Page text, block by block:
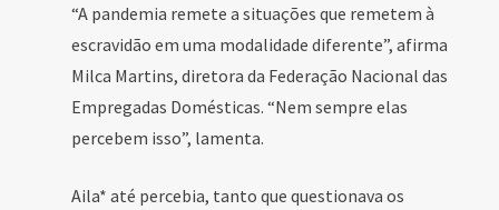
“A pandemia remete a situações que remetem à
escravidão em uma modalidade diferente”, afirma
Milca Martins, diretora da Federação Nacional das
Empregadas Domésticas. “Nem sempre elas
percebem isso”, lamenta.
Aila* até percebia, tanto que questionava os